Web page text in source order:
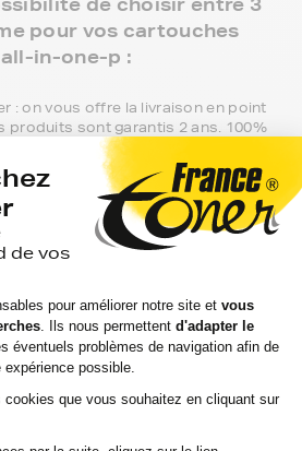
pour vos cartouches
in-one-p :
: on vous offre la livraison en point
produits sont garantis 2 ans. 100%
imprimante lexmark all-in-one-p,
entre qualité et prix et nous
références compatibles, noir et
l’unité, selon le modèle et la gamme
avec votre imprimante
ces produits sans marque sont
: si vous avez l'habitude d'aller
d'encre lexmark all-in-one-p en
temps en vous faisant livrer